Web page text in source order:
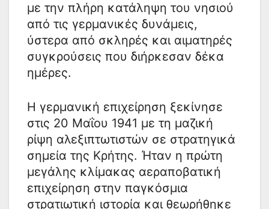
με την πλήρη κατάληψη του νησιού
από τις γερμανικές δυνάμεις,
ύστερα από σκληρές και αιματηρές
συγκρούσεις που διήρκεσαν δέκα
ημέρες.
Η γερμανική επιχείρηση ξεκίνησε
στις 20 Μαΐου 1941 με τη μαζική
ρίψη αλεξιπτωτιστών σε στρατηγικά
σημεία της Κρήτης. Ήταν η πρώτη
μεγάλης κλίμακας αεραποβατική
επιχείρηση στην παγκόσμια
στρατιωτική ιστορία και θεωρήθηκε